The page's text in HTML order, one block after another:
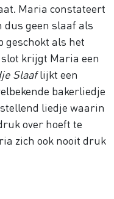
Maria constateert
dus geen slaaf als
geschokt als het
krijgt Maria een
Slaaflijkt een
bakerliedje
liedje waarin
over hoeft te
zich ook nooit druk